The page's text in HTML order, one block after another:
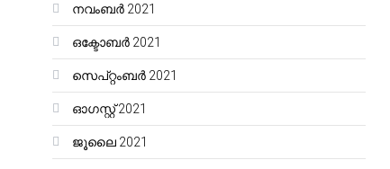
നവംബർ 2021
ഒക്ടോബർ 2021
സെപ്റ്റംബർ 2021
ഓഗസ്റ്റ്‌ 2021
ജൂലൈ 2021